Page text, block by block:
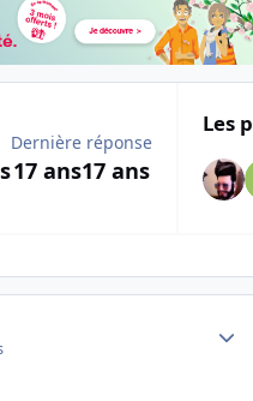
Dernière réponse
17 ans17 ans
Les
topic overview